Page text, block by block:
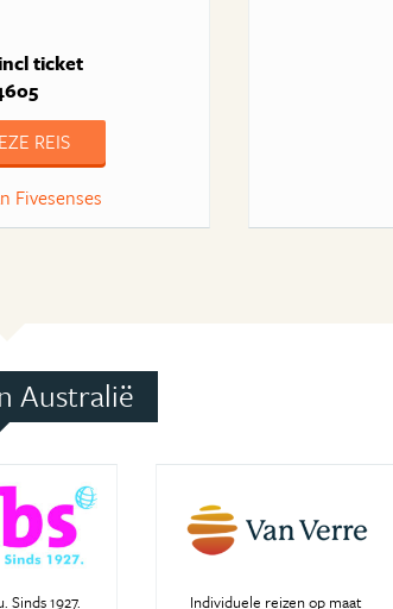
ticket
REIS
Fivesenses
Australië
Sinds 1927. Individuele reizen op maat